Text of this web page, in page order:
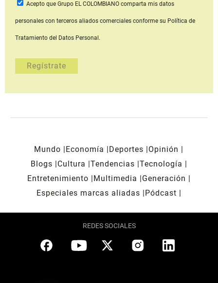
Acepto que Grupo EL COLOMBIANOcomparta mis datos
personales con terceros aliados comerciales conforme su Política de
Tratamiento del Datos Personal.
Mundo Economía Deportes
Opinión
Blogs
Cultura Tendencias Tecnología
Entretenimiento
Multimedia
Generación
Especiales marcas aliadas
Pódcast
REDES SOCIALES